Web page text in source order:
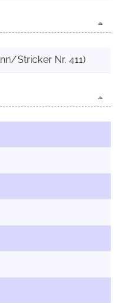
Stricker Nr. 411)